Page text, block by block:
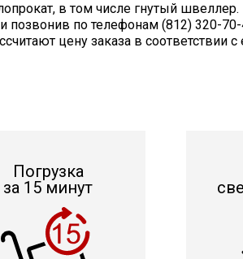
в том числе гнутый
позвонив по телефонам (812) 320-
цену заказа в соответствии с
Погрузка
за 15 минут